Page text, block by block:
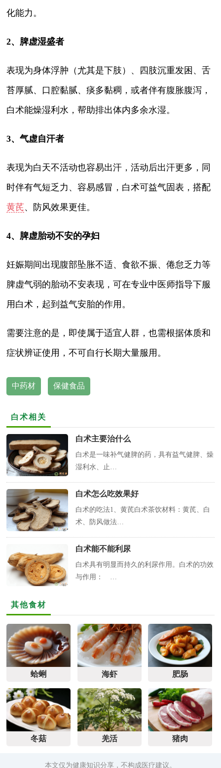
化能力。
2、脾虚湿盛者
表现为身体浮肿（尤其是下肢）、四肢沉重发困、舌
苔厚腻、口腔黏腻、痰多黏稠，或者伴有腹胀腹泻，
白术能燥湿利水，帮助排出体内多余水湿。
3、气虚自汗者
表现为白天不活动也容易出汗，活动后出汗更多，同
时伴有气短乏力、容易感冒，白术可益气固表，搭配
黄芪、防风效果更佳。
4、脾虚胎动不安的孕妇
妊娠期间出现腹部坠胀不适、食欲不振、倦怠乏力等
脾虚气弱的胎动不安表现，可在专业中医师指导下服
用白术，起到益气安胎的作用。
需要注意的是，即使属于适宜人群，也需根据体质和
症状辨证使用，不可自行长期大量服用。
中药材 保健食品
白术相关
白术主要治什么
白术是一味补气健脾的药，具有益气健脾、燥
湿利水、止…
白术怎么吃效果好
白术的吃法1、黄芪白术茶饮材料：黄芪、白
术、防风做法…
白术能不能利尿
白术具有明显而持久的利尿作用。白术的功效
与作用： …
其他食材
蛤蜊 海虾 肥肠
冬菇 羌活 猪肉
本文仅为健康知识分享，不构成医疗建议。